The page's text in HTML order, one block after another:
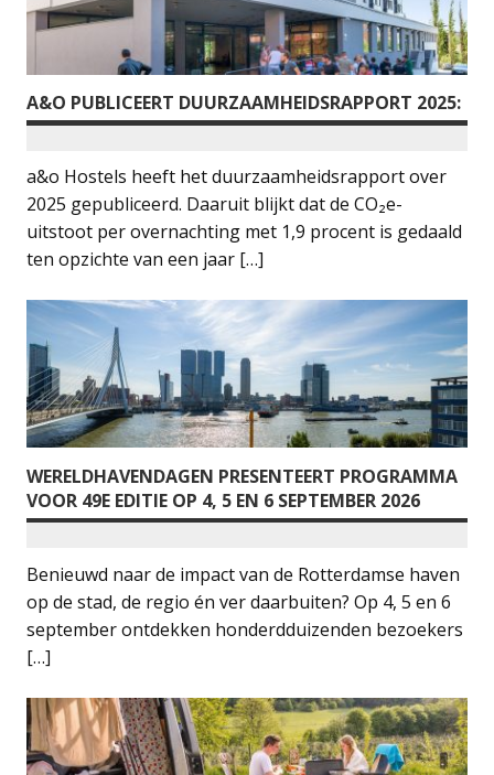
A&O PUBLICEERT DUURZAAMHEIDSRAPPORT 2025:
a&o Hostels heeft het duurzaamheidsrapport over
2025 gepubliceerd. Daaruit blijkt dat de CO₂e-
uitstoot per overnachting met 1,9 procent is gedaald
ten opzichte van een jaar […]
WERELDHAVENDAGEN PRESENTEERT PROGRAMMA
VOOR 49E EDITIE OP 4, 5 EN 6 SEPTEMBER 2026
Benieuwd naar de impact van de Rotterdamse haven
op de stad, de regio én ver daarbuiten? Op 4, 5 en 6
september ontdekken honderdduizenden bezoekers
[…]